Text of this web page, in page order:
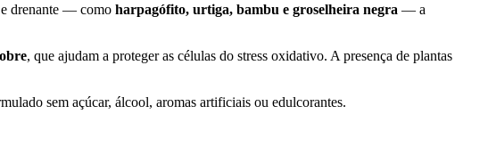
e drenante — como harpagófito, urtiga, bambu e groselheira negra — a
, que ajudam a proteger as células do stress oxidativo. A presença de plantas
sem açúcar, álcool, aromas artificiais ou edulcorantes.